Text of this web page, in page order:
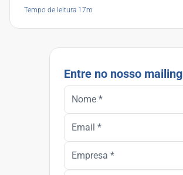
Tempo de leitura 17m
Entre no nosso mailing